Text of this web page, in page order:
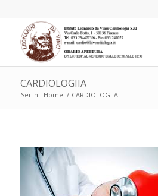
CARDIOLOGIIA
Sei in: Home / CARDIOLOGIIA